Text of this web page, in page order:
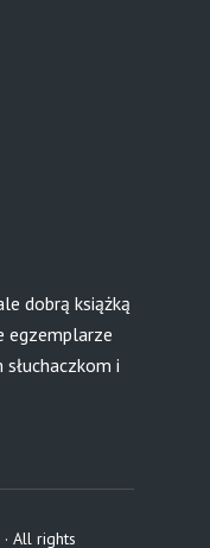
dobrą książką
egzemplarze
i
All rights